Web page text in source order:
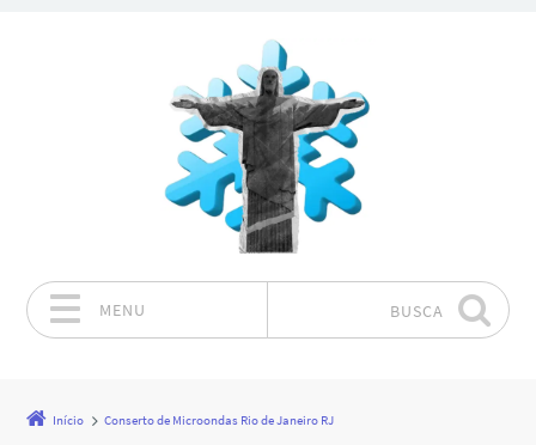
MENU BUSCA
Início Conserto de Microondas Rio de Janeiro RJ